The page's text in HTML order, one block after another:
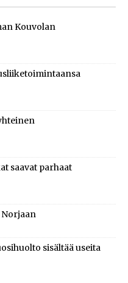
Kouvolan
saavat parhaat
sisältää useita